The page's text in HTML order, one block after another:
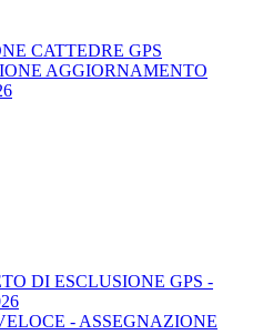
CATTEDRE GPS
AGGIORNAMENTO
DI ESCLUSIONE GPS -
- ASSEGNAZIONE